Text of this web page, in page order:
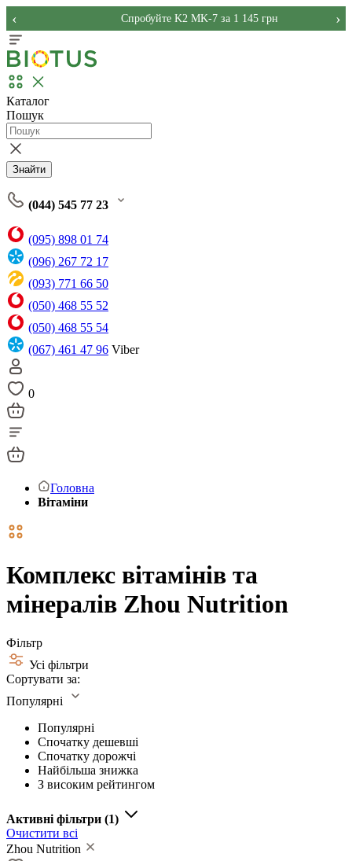
Спробуйте K2 MK-7 за 1 145 грн
‹ ›
Каталог
Пошук
Знайти
(044) 545 77 23
(095) 898 01 74
(096) 267 72 17
(093) 771 66 50
(050) 468 55 52
(050) 468 55 54
(067) 461 47 96 Viber
0
Головна
Вітаміни
Комплекс вітамінів та
мінералів Zhou Nutrition
Фільтр
Усі фільтри
Сортувати за:
Популярні
Популярні
Спочатку дешевші
Спочатку дорожчі
Найбільша знижка
З високим рейтингом
Активні фільтри (1)
Очистити всі
Zhou Nutrition